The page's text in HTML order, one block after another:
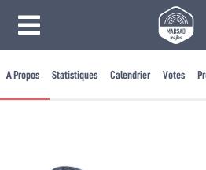
A Propos Statistiques Calendrier Votes